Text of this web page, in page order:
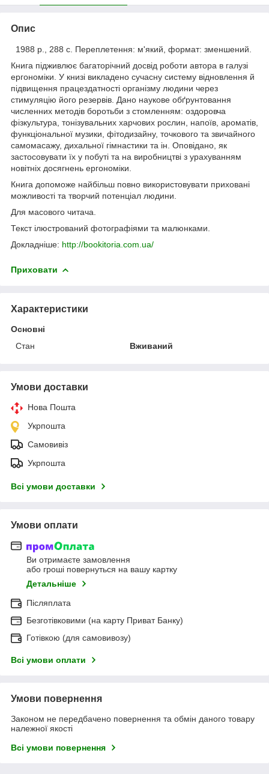
Опис
1988 р., 288 с. Переплетення: м'який, формат: зменшений.
Книга підживлює багаторічний досвід роботи автора в галузі
ергономіки. У книзі викладено сучасну систему відновлення й
підвищення працездатності організму людини через
стимуляцію його резервів. Дано наукове обґрунтовання
численних методів боротьби з стомленням: оздоровча
фізкультура, тонізувальних харчових рослин, напоїв, ароматів,
функціональної музики, фітодизайну, точкового та звичайного
самомасажу, дихальної гімнастики та ін. Оповідано, як
застосовувати їх у побуті та на виробництві з урахуванням
новітніх досягнень ергономіки.
Книга допоможе найбільш повно використовувати приховані
можливості та творчий потенціал людини.
Для масового читача.
Текст ілюстрований фотографіями та малюнками.
Докладніше: http://bookitoria.com.ua/
Приховати
Характеристики
Основні
Стан
Вживаний
Умови доставки
Нова Пошта
Укрпошта
Самовивіз
Укрпошта
Всі умови доставки
Умови оплати
Ви отримаєте замовлення
або гроші повернуться на вашу картку
Детальніше
Післяплата
Безготівковими (на карту Приват Банку)
Готівкою (для самовивозу)
Всі умови оплати
Умови повернення
Законом не передбачено повернення та обмін даного товару
належної якості
Всі умови повернення